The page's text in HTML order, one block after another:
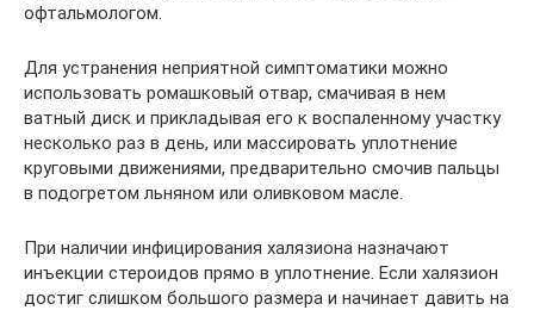
офтальмологом.
Для устранения неприятной симптоматики можно
использовать ромашковый отвар, смачивая в нем
ватный диск и прикладывая его к воспаленному участку
несколько раз в день, или массировать уплотнение
круговыми движениями, предварительно смочив пальцы
в подогретом льняном или оливковом масле.
При наличии инфицирования халязиона назначают
инъекции стероидов прямо в уплотнение. Если халязион
достиг слишком большого размера и начинает давить на